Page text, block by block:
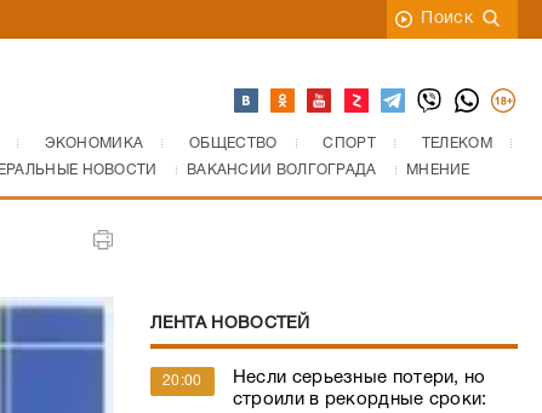
Поиск
ЭКОНОМИКА ОБЩЕСТВО СПОРТ
ТЕЛЕКОМ
НОВОСТИ ВАКАНСИИ ВОЛГОГРАДА МНЕНИЕ
ЛЕНТА НОВОСТЕЙ
20:00
Несли серьезные потери, но
строили в рекордные сроки: